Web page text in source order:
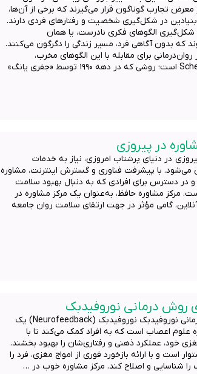
معرض تجارب گوناگون قرار می‌گیرند که برخی از آن‌ها،
در شکل‌گیری شخصیت و رفتارهای فردی دارند.
الگوهای فکری نادرست، یا همان
که بدون آگاهی فرد، مسیر زندگی را دگرگون می‌کنند.
برای مقابله با این الگوهای مخرب،
طرحواره‌درمانی یا Schema Therapy است؛ روشی که در دهه ۱۹۹۰ توسط «جفری یانگ»
در پیروزی
در دنیای پرشتاب امروزی، نیاز به خدمات
با پیشرفت فناوری و گسترش اینترنت، مشاوره
و در دسترس برای افرادی که به دنبال بهبود سلامت
مرکز مشاوره حافظ، به‌عنوان یک مرکز مشاوره در
گامی مؤثر در جهت ارتقای سلامت روان جامعه
روش درمانی نوروفیدبک
مرکز مشاوره در پیروزی روش درمانی نوروفیدبک نوروفیدبک (Neurofeedback) یک
علوم اعصاب است که به افراد کمک می‌کند تا با
خود، عملکرد ذهنی و رفتاری‌شان را بهبود بخشند.
است و با ارائه بازخورد فوری از امواج مغزی، فرد را
را شناسایی و اصلاح کند. مرکز مشاوره خوب در …